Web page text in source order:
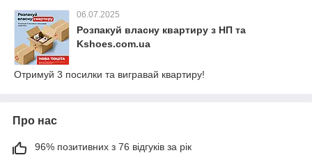
06.07.2025
Розпакуй власну квартиру з НП та
Kshoes.com.ua
Отримуй 3 посилки та вигравай квартиру!
Про нас
96% позитивних з 76 відгуків за рік